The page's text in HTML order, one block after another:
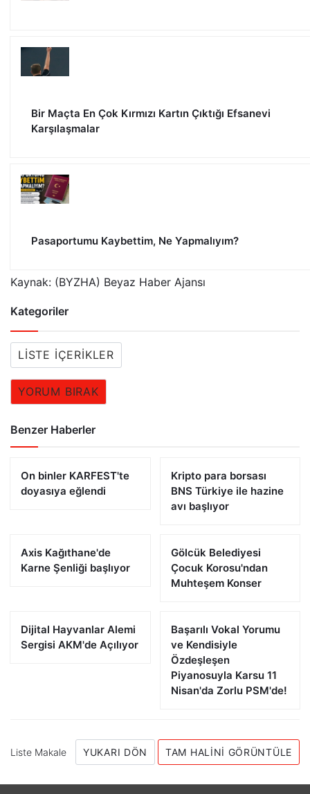
Bir Maçta En Çok Kırmızı Kartın Çıktığı Efsanevi
Karşılaşmalar
Pasaportumu Kaybettim, Ne Yapmalıyım?
Kaynak: (BYZHA) Beyaz Haber Ajansı
Kategoriler
LISTE İÇERIKLER
YORUM BIRAK
Benzer Haberler
On binler KARFEST'te
doyasıya eğlendi
Kripto para borsası
BNS Türkiye ile hazine
avı başlıyor
Axis Kağıthane'de
Karne Şenliği başlıyor
Gölcük Belediyesi
Çocuk Korosu'ndan
Muhteşem Konser
Dijital Hayvanlar Alemi
Sergisi AKM'de Açılıyor
Başarılı Vokal Yorumu
ve Kendisiyle
Özdeşleşen
Piyanosuyla Karsu 11
Nisan'da Zorlu PSM'de!
Liste Makale YUKARI DÖN TAM HALINI GÖRÜNTÜLE